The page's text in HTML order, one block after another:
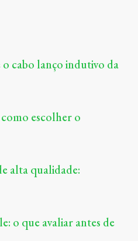
o cabo lanço indutivo da
como escolher o
alta qualidade:
o que avaliar antes de